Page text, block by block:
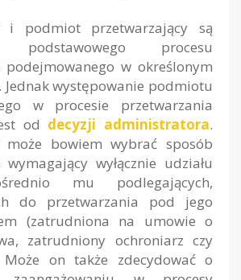
i podmiot przetwarzający są
podstawowego procesu
podejmowanego w określonym
Jednak występowanie podmiotu
w procesie przetwarzania
od decyzji administratora.
bowiem wybrać sposób
wyłącznie udziału
mu podlegających,
do przetwarzania pod jego
(zatrudniona na umowie o
zatrudniony ochroniarz czy
on także zdecydować o